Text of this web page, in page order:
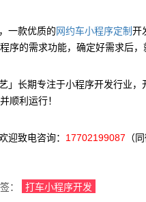
一款优质的 网约车小程序定制 开
序的需求功能，确定好需求后
」长期专注于小程序开发行业，
顺利运行！
迎致电咨询： 17702199087 （
： 打车小程序开发